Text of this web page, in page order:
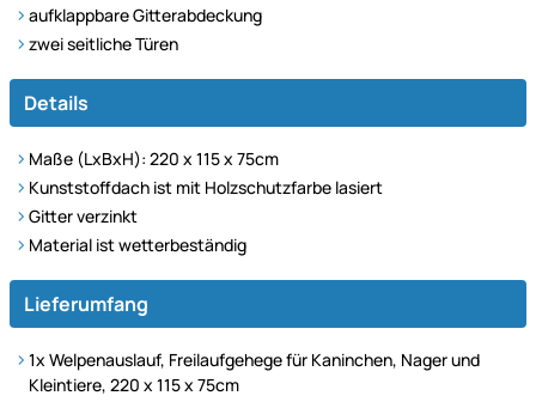
aufklappbare Gitterabdeckung
zwei seitliche Türen
Details
Maße (LxBxH): 220 x 115 x 75cm
Kunststoffdach ist mit Holzschutzfarbe lasiert
Gitter verzinkt
Material ist wetterbeständig
Lieferumfang
1x Welpenauslauf, Freilaufgehege für Kaninchen, Nager und
Kleintiere, 220 x 115 x 75cm